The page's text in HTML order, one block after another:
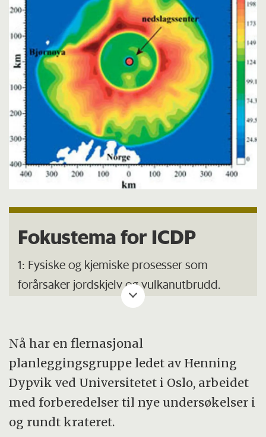
Fokustema for ICDP
1: Fysiske og kjemiske prosesser som
forårsaker jordskjelv og vulkanutbrudd.
2: Årsaker til og virkninger av
3: Effekter av større meteorittnedslag på
klima.
4: Hvordan sedimentære bassenger og
ressurser oppstår og utvikles.
5: Hvordan mineralforekomster dannes
Nå har en flernasjonal
planleggingsgruppe ledet av Henning
Dypvik ved Universitetet i Oslo, arbeidet
med forberedelser til nye undersøkelser i
og rundt krateret.